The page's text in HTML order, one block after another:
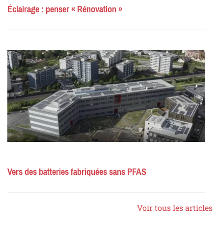
Éclairage : penser « Rénovation »
Vers des batteries fabriquées sans PFAS
Voir tous les articles